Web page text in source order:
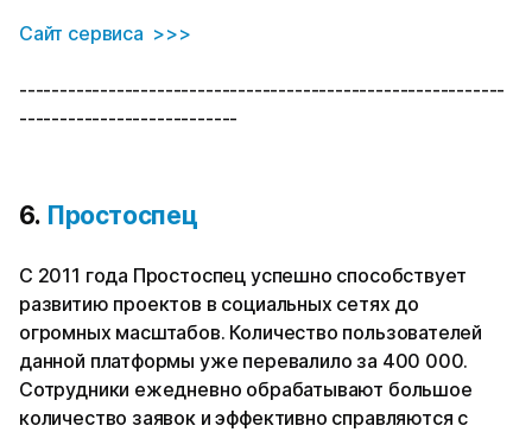
Сайт сервиса >>>
------------------------------------------------------------
---------------------------
6. Простоспец
С 2011 года Простоспец успешно способствует
развитию проектов в социальных сетях до
огромных масштабов. Количество пользователей
данной платформы уже перевалило за 400 000.
Сотрудники ежедневно обрабатывают большое
количество заявок и эффективно справляются с